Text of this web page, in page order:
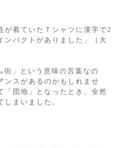
が着ていたＴシャツに漢字で2
ンパクトがありました」（大
」という意味の言葉なの
ンスがあるのかもしれませ
「団地」となったとき、全然
しまいました。